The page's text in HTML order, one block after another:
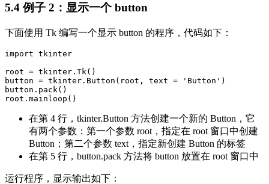
5.4 例子 2：显示一个 button
下面使用 Tk 编写一个显示 button 的程序，代码如下：
import tkinter
root = tkinter.Tk()
button = tkinter.Button(root, text = 'Button')
button.pack()
在第 4 行，tkinter.Button 方法创建一个新的 Button，它
有两个参数：第一个参数 root，指定在 root 窗口中创建
Button；第二个参数 text，指定新创建 Button 的标签
在第 5 行，button.pack 方法将 button 放置在 root 窗口中
运行程序，显示输出如下：